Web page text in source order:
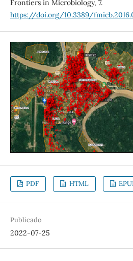
Frontiers in Microbiology, 7.
https://doi.org/10.3389/
PDF HTML
Publicado
2022-07-25